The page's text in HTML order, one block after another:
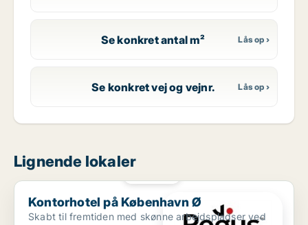
Se konkret antal m²
Se konkret vej og vejnr.
Lignende lokaler
Kontorhotel på København Ø
Kontorhotel på København Ø
Skabt til fremtiden med skønne arbejdspladser ved